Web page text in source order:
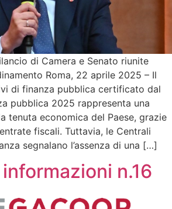
di Camera e Senato riunite
Roma, 22 aprile 2025 – Il
di finanza pubblica certificato dal
pubblica 2025 rappresenta una
tenuta economica del Paese, grazie
fiscali. Tuttavia, le Centrali
segnalano l’assenza di una […]
n.16